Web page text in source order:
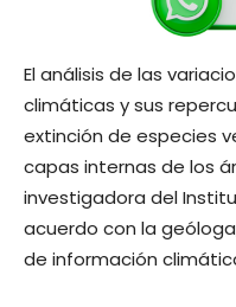
El análisis de las
climáticas y sus
extinción de especies
capas internas de los
investigadora del
acuerdo con la
de información